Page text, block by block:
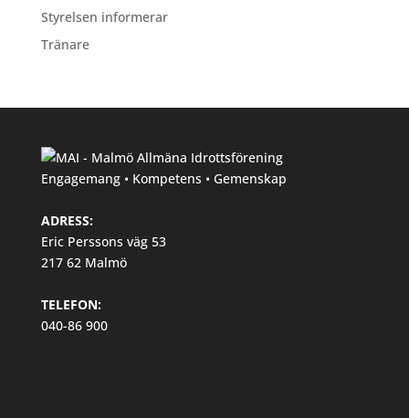
Styrelsen informerar
Tränare
Engagemang • Kompetens • Gemenskap
ADRESS:
Eric Perssons väg 53
217 62 Malmö
TELEFON:
040-86 900